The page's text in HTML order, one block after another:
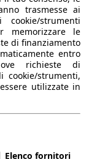
trasmesse ai
strumenti
memorizzare le
di finanziamento
entro
richieste di
cookie/strumenti,
utilizzate in
Elenco fornitori